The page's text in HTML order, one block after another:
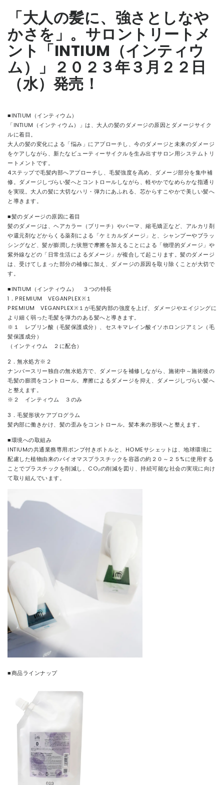
「大人の髪に、強さとしなや
かさを」。サロントリートメ
ント「INTIUM（インティウ
ム）」２０２３年３月２２日
（水）発売！
■INTIUM（インティウム）
「INTIUM（インティウム）」は、​大人の髪のダメージの原因とダメージサイク
ルに着目。
大人の髪の変化による「悩み」にアプローチし、今のダメージと未来のダメージ
をケアしながら、新たなビューティーサイクルを生み出すサロン用システムトリ
ートメントです。
4ステップで毛髪内部へアプローチし、毛髪強度を高め、ダメージ部分を集中補
修。ダメージしづらい髪へとコントロールしながら、軽やかでなめらかな指通り
を実現。大人の髪に大切なハリ・弾力にあふれる、芯からすこやかで美しい髪へ
と導きます。
■髪のダメージの原因に着目
髪のダメージは、ヘアカラー（ブリーチ）やパーマ、縮毛矯正など、アルカリ剤
や還元剤などからくる薬剤による「ケミカルダメージ」と、シャンプーやブラッ
シングなど、髪が膨潤した状態で摩擦を加えることによる「物理的ダメージ」や
紫外線などの「日常生活によるダメージ」が複合して起こります。髪のダメージ
は、受けてしまった部分の補修に加え、ダメージの原因を取り除くことが大切で
す。
■INTIUM（インティウム） ３つの特長
1．PREMIUM VEGANPLEX※１
PREMIUM VEGANPLEX※１が毛髪内部の強度を上げ、ダメージやエイジングに
より細く弱った毛髪を弾力のある髪へと導きます。
※１ レブリン酸（毛髪保護成分）、セスキマレイン酸イソホロンジアミン（毛
髪保護成分）
（インティウム ２に配合）
2．無水処方※２
ナンバースリー独自の無水処方で、ダメージを補修しながら、施術中～施術後の
毛髪の膨潤をコントロール。摩擦によるダメージを抑え、ダメージしづらい髪へ
と整えます。
※２ インティウム ３のみ
3．毛髪形状ケアプログラム
髪内部に働きかけ、髪の歪みをコントロール。髪本来の形状へと整えます。
■環境への取組み
INTIUMの共通業務専用ポンプ付きボトルと、HOMEサシェットは、地球環境に
配慮した植物由来のバイオマスプラスチックを容器の約２０～２５%に使用する
ことでプラスチックを削減し、CO₂の削減を図り、持続可能な社会の実現に向け
て取り組んでいます。
■商品ラインナップ
CONTACT